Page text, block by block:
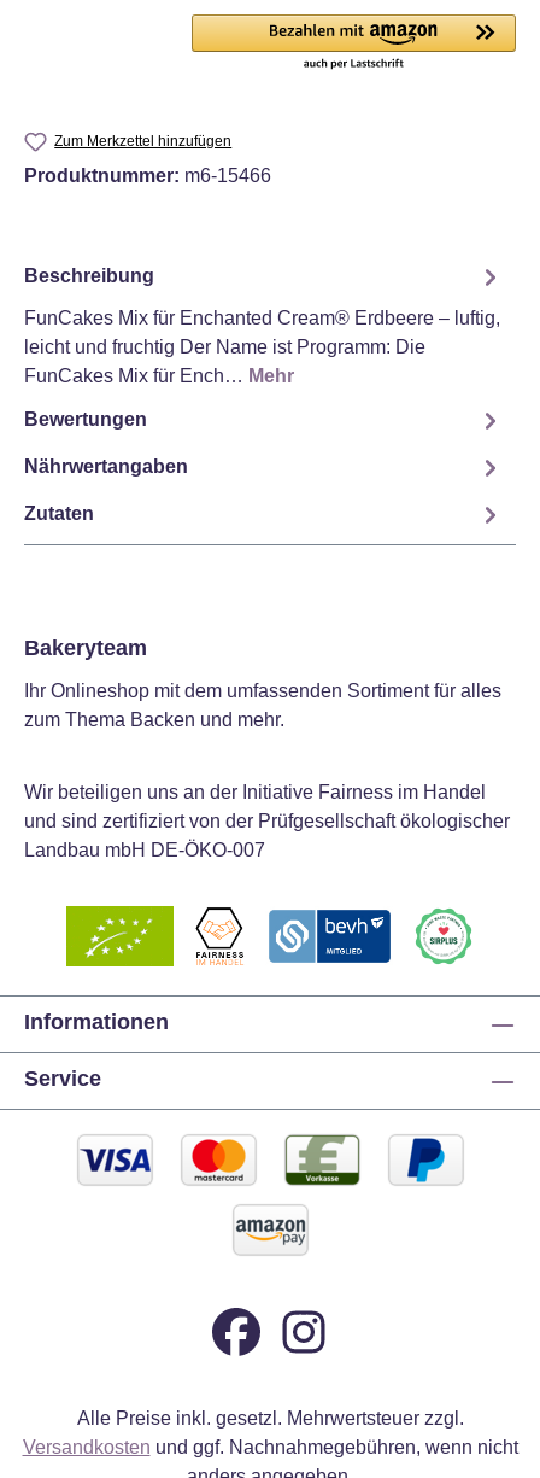
Zum Merkzettel hinzufügen
Produktnummer: m6-15466
Beschreibung
FunCakes Mix für Enchanted Cream® Erdbeere – luftig,
leicht und fruchtig Der Name ist Programm: Die
FunCakes Mix für Ench… Mehr
Bewertungen
Nährwertangaben
Zutaten
Bakeryteam
Ihr Onlineshop mit dem umfassenden Sortiment für alles
zum Thema Backen und mehr.
Wir beteiligen uns an der Initiative Fairness im Handel
und sind zertifiziert von der Prüfgesellschaft ökologischer
Landbau mbH DE-ÖKO-007
Informationen
Service
Alle Preise inkl. gesetzl. Mehrwertsteuer zzgl.
Versandkosten und ggf. Nachnahmegebühren, wenn nicht